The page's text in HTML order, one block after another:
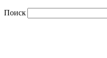
Поиск